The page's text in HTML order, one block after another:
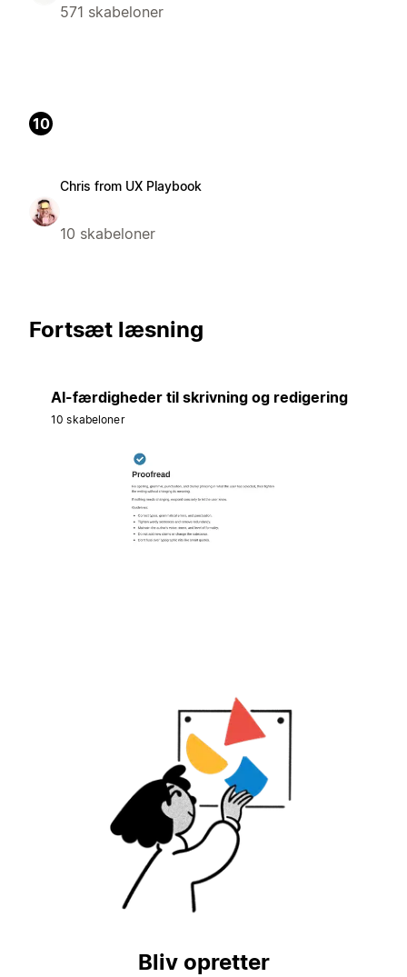
571 skabeloner
10
Chris from UX Playbook
10 skabeloner
Fortsæt læsning
AI-færdigheder til skrivning og redigering
10 skabeloner
Bliv opretter